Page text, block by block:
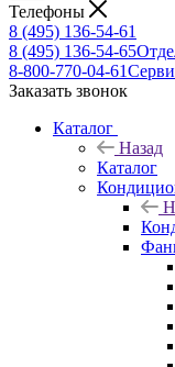
Телефоны
8 (495) 136-54-61
8 (495) 136-54-65
8-800-770-04-61
Заказать звонок
Каталог
Назад
Каталог